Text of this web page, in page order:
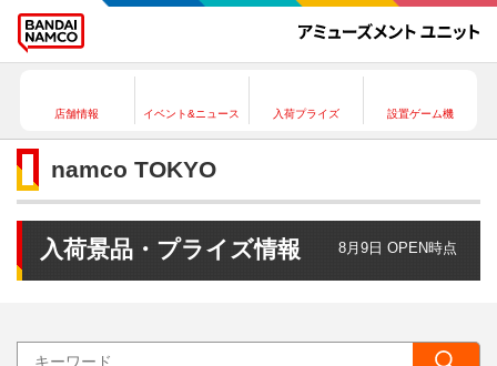
店舗情報 イベント&ニュース 入荷プライズ 設置ゲーム機
namco TOKYO
入荷景品・プライズ情報 8月9日 OPEN時点